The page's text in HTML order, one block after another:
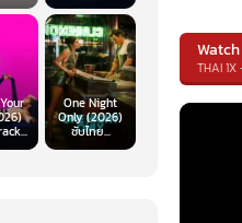
Watch
THAI 1X
One Night
Only (2026)
ซับไทย...